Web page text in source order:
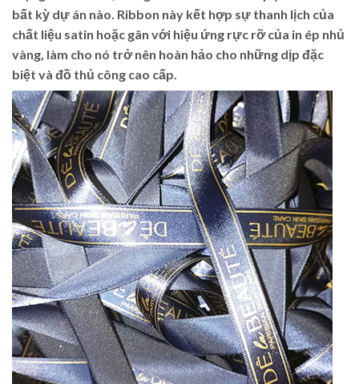
bất kỳ dự án nào. Ribbon này kết hợp sự thanh lịch của
chất liệu satin hoặc gân với hiệu ứng rực rỡ của in ép nhủ
vàng, làm cho nó trở nên hoàn hảo cho những dịp đặc
biệt và đồ thủ công cao cấp.